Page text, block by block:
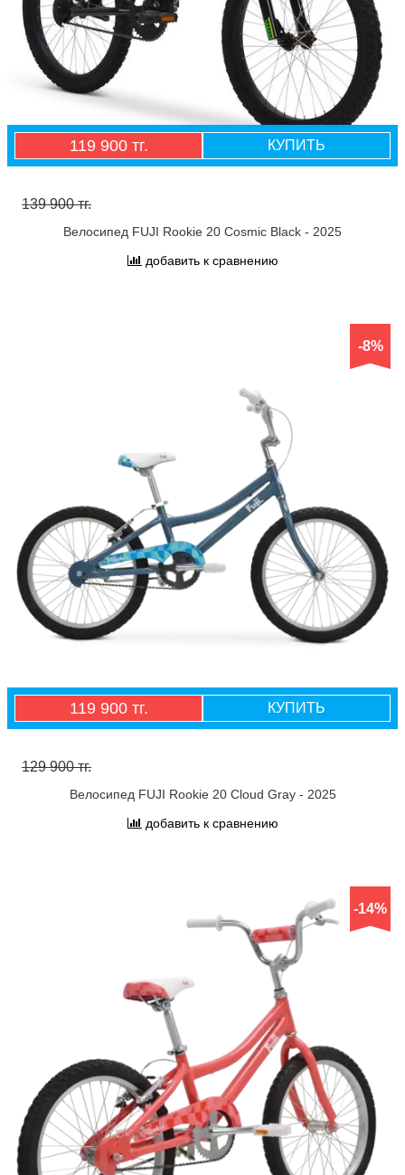
119 900 тг. КУПИТЬ
139 900 тг.
Велосипед FUJI Rookie 20 Cosmic Black - 2025
добавить к сравнению
-8%
119 900 тг. КУПИТЬ
129 900 тг.
Велосипед FUJI Rookie 20 Cloud Gray - 2025
добавить к сравнению
-14%